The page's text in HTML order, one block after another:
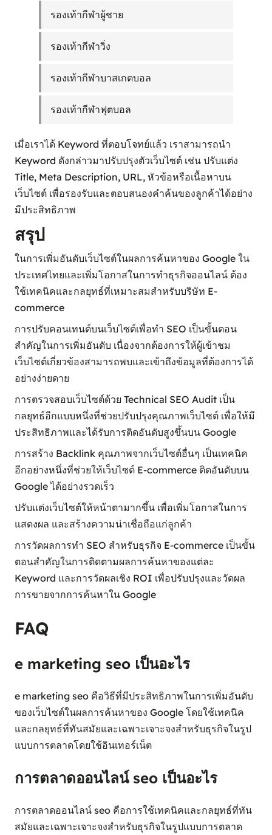
รองเท้ากีฬาผู้ชาย
รองเท้ากีฬาวิ่ง
รองเท้ากีฬาบาสเกตบอล
รองเท้ากีฬาฟุตบอล
เมื่อเราได้ Keyword ที่ตอบโจทย์แล้ว เราสามารถนำ
Keyword ดังกล่าวมาปรับปรุงตัวเว็บไซต์ เช่น ปรับแต่ง
Title, Meta Description, URL, หัวข้อหรือเนื้อหาบน
เว็บไซต์ เพื่อรองรับและตอบสนองคำค้นของลูกค้าได้อย่าง
มีประสิทธิภาพ
สรุป
ในการเพิ่มอันดับเว็บไซต์ในผลการค้นหาของ Google ใน
ประเทศไทยและเพิ่มโอกาสในการทำธุรกิจออนไลน์ ต้อง
ใช้เทคนิคและกลยุทธ์ที่เหมาะสมสำหรับบริษัท E-
commerce
การปรับคอนเทนต์บนเว็บไซต์เพื่อทำ SEO เป็นขั้นตอน
สำคัญในการเพิ่มอันดับ เนื่องจากต้องการให้ผู้เข้าชม
เว็บไซต์เกี่ยวข้องสามารถพบและเข้าถึงข้อมูลที่ต้องการได้
อย่างง่ายดาย
การตรวจสอบเว็บไซต์ด้วย Technical SEO Audit เป็น
กลยุทธ์อีกแบบหนึ่งที่ช่วยปรับปรุงคุณภาพเว็บไซต์ เพื่อให้มี
ประสิทธิภาพและได้รับการติดอันดับสูงขึ้นบน Google
การสร้าง Backlink คุณภาพจากเว็บไซต์อื่นๆ เป็นเทคนิค
อีกอย่างหนึ่งที่ช่วยให้เว็บไซต์ E-commerce ติดอันดับบน
Google ได้อย่างรวดเร็ว
ปรับแต่งเว็บไซต์ให้หน้าตามากขึ้น เพื่อเพิ่มโอกาสในการ
แสดงผล และสร้างความน่าเชื่อถือแก่ลูกค้า
การวัดผลการทำ SEO สำหรับธุรกิจ E-commerce เป็นขั้น
ตอนสำคัญในการติดตามผลการค้นหาของแต่ละ
Keyword และการวัดผลเชิง ROI เพื่อปรับปรุงและวัดผล
การขายจากการค้นหาใน Google
FAQ
e marketing seo เป็นอะไร
e marketing seo คือวิธีที่มีประสิทธิภาพในการเพิ่มอันดับ
ของเว็บไซต์ในผลการค้นหาของ Google โดยใช้เทคนิค
และกลยุทธ์ที่ทันสมัยและเฉพาะเจาะจงสำหรับธุรกิจในรูป
แบบการตลาดโดยใช้อินเทอร์เน็ต
การตลาดออนไลน์ seo เป็นอะไร
การตลาดออนไลน์ seo คือการใช้เทคนิคและกลยุทธ์ที่ทัน
สมัยและเฉพาะเจาะจงสำหรับธุรกิจในรูปแบบการตลาด